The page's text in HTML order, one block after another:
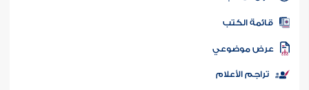
المكتبة
الكتب
موضوعي